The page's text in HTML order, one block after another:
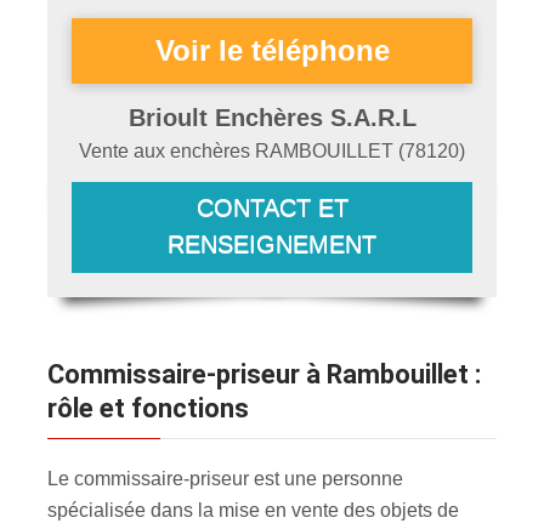
Brioult Enchères S.A.R.L
Vente aux enchères RAMBOUILLET (78120)
CONTACT ET
RENSEIGNEMENT
Commissaire-priseur à Rambouillet :
rôle et fonctions
Le commissaire-priseur est une personne
spécialisée dans la mise en vente des objets de